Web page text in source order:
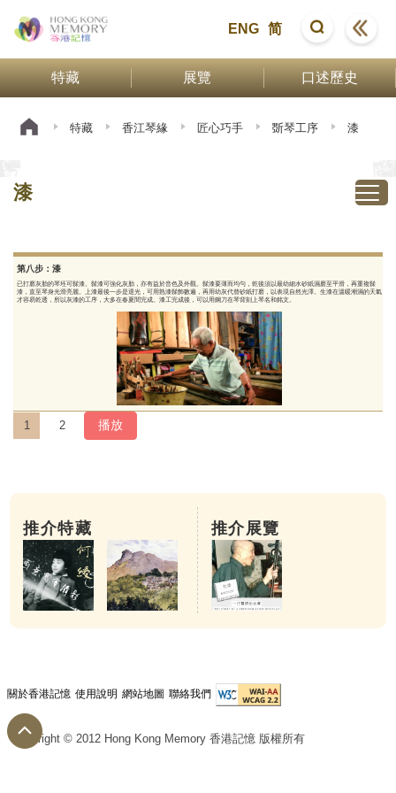
ENG 简
特藏 展覽 口述歷史
特藏 香江琴緣 匠心巧手 斲琴工序 漆
漆
1 2 播放
推介特藏 推介展覽
關於香港記憶 使用說明 網站地圖 聯絡我們
Copyright © 2012 Hong Kong Memory 香港記憶 版權所有